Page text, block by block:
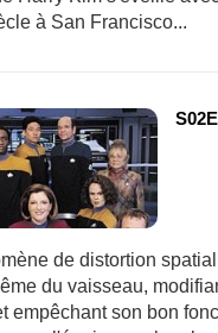
à San Francisco...
de distortion
du vaisseau,
empêchant son bon